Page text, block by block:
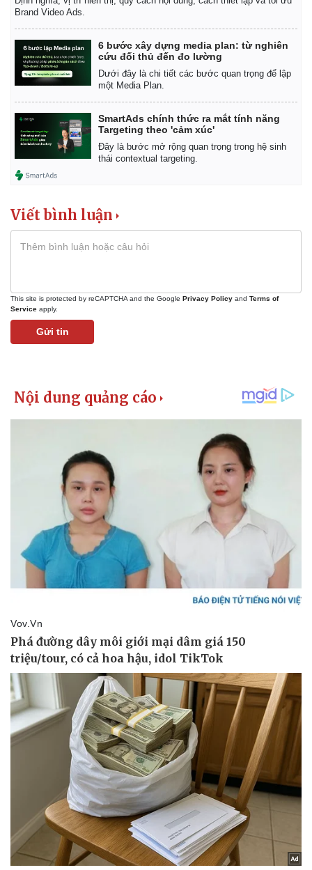
Vụ án
Tin nóng
Tư vấn luật
Quân sự - Quốc phòng
Việt Nam
Phân tích
Brand Video Ads.
6 bước xây dựng media plan: từ nghiên
cứu đối thủ đến đo lường
Dưới đây là chi tiết các bước quan trọng để lập
một Media Plan.
SmartAds chính thức ra mắt tính năng
Targeting theo 'cảm xúc'
Đây là bước mở rộng quan trọng trong hệ sinh
thái contextual targeting.
Viết bình luận
This site is protected by reCAPTCHA and the Google Privacy Policy and Terms of
Service apply.
Gửi tin